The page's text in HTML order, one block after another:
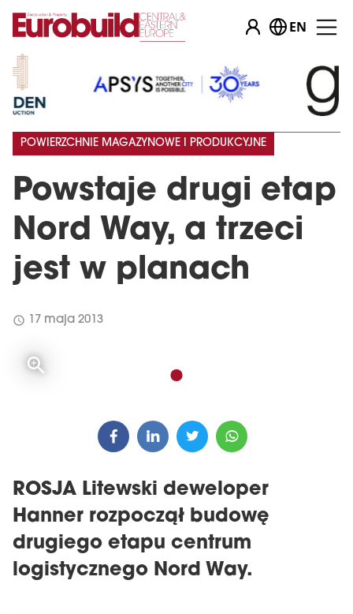
EN
Powstaje drugi etap
Nord Way, a trzeci
jest w planach
POWIERZCHNIE MAGAZYNOWE I PRODUKCYJNE
schedule 17 maja 2013
ROSJA Litewski deweloper
Hanner rozpoczął budowę
drugiego etapu centrum
logistycznego Nord Way.